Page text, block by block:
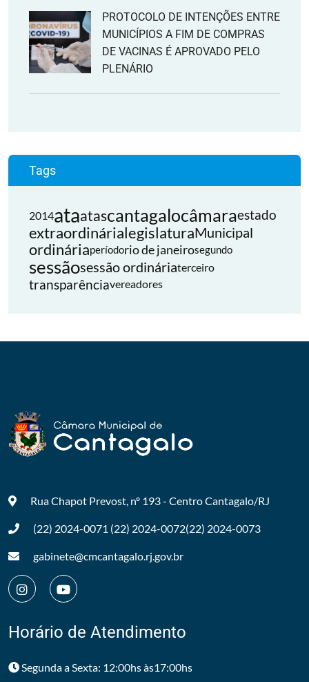
PROTOCOLO DE INTENÇÕES ENTRE
MUNICÍPIOS A FIM DE COMPRAS
DE VACINAS É APROVADO PELO
PLENÁRIO
Tags
2014ataatascantagalocâmaraestado
extraordinárialegislaturaMunicipal
ordináriaperíodorio de janeirosegundo
sessãosessão ordináriaterceiro
transparênciavereadores
Rua Chapot Prevost, nº 193 - CentroCantagalo/RJ
(22) 2024-0071 (22) 2024-0072(22) 2024-0073
gabinete@cmcantagalo.rj.gov.br
Horário de Atendimento
Segunda a Sexta: 12:00hs às17:00hs